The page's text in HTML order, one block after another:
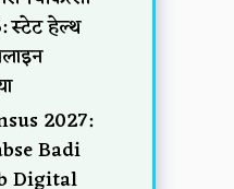
स्टेट हेल्थ
2027:
Badi
Digital